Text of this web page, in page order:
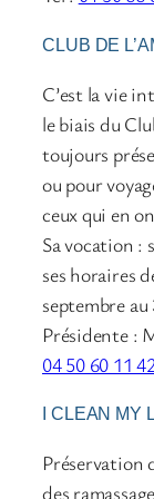
CLUB DE
C’est la vie
le biais du
toujours
ou pour
ceux qui en
Sa vocation :
ses horaires
septembre
Présidente :
04 50 60 11 42
I CLEAN MY
Préservation
des